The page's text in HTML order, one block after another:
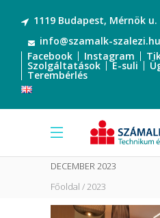
1119 Budapest, Mérnök u.
info@szamalk-szalezi.hu
Facebook
Instagram
Szolgáltatások E-suli
Terembérlés
DECEMBER 2023
Főoldal 2023